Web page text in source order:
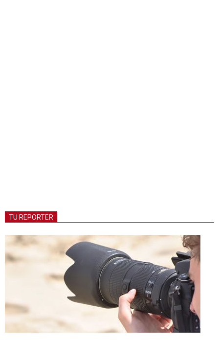
TU REPORTER